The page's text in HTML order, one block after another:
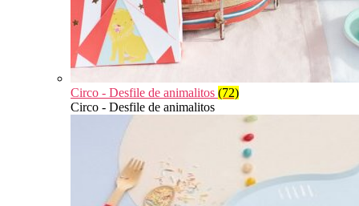
Circo - Desfile de animalitos (72)
Circo - Desfile de animalitos